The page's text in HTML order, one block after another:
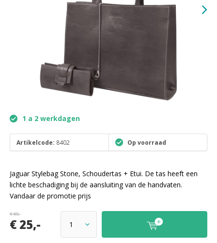
1 a 2 werkdagen
Artikelcode: 8402 Op voorraad
Jaguar Stylebag Stone, Schoudertas + Etui. De tas heeft een
lichte beschadiging bij de aansluiting van de handvaten.
Vandaar de promotie prijs
€ 69,-
€ 25,-